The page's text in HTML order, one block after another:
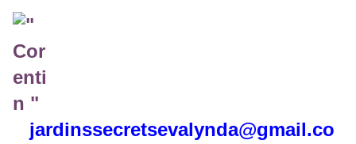
jardinssecretsevalynda@gmail.co